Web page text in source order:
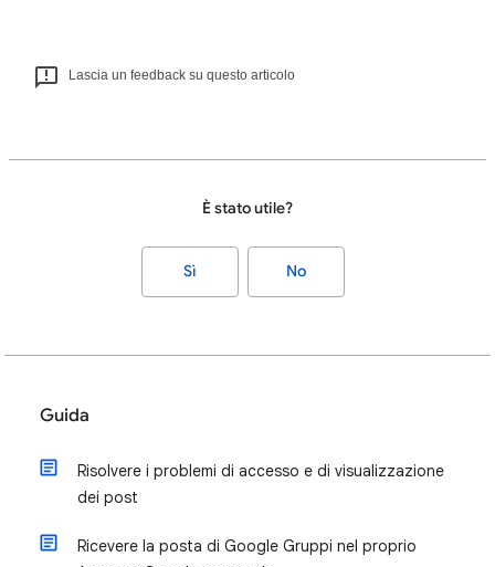
Lascia un feedback su questo articolo
È stato utile?
Sì No
Guida
Risolvere i problemi di accesso e di visualizzazione
dei post
Ricevere la posta di Google Gruppi nel proprio